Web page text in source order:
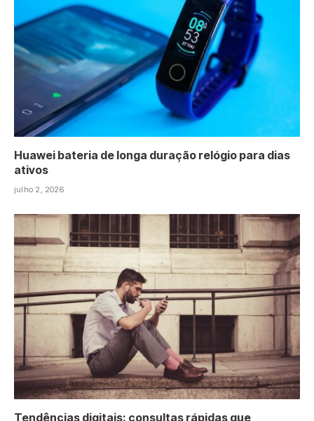
Huawei bateria de longa duração relógio para dias
ativos
julho 2, 2026
Tendências digitais: consultas rápidas que